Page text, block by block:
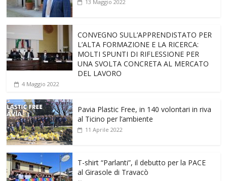
13 Maggio 2022
CONVEGNO SULL’APPRENDISTATO PER
L’ALTA FORMAZIONE E LA RICERCA:
MOLTI SPUNTI DI RIFLESSIONE PER
UNA SVOLTA CONCRETA AL MERCATO
DEL LAVORO
4 Maggio 2022
Pavia Plastic Free, in 140 volontari in riva
al Ticino per l’ambiente
11 Aprile 2022
T-shirt “Parlanti”, il debutto per la PACE
al Girasole di Travacò